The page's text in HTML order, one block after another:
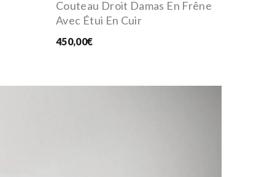
Couteau Droit Damas En Frêne
Avec Étui En Cuir
450,00€